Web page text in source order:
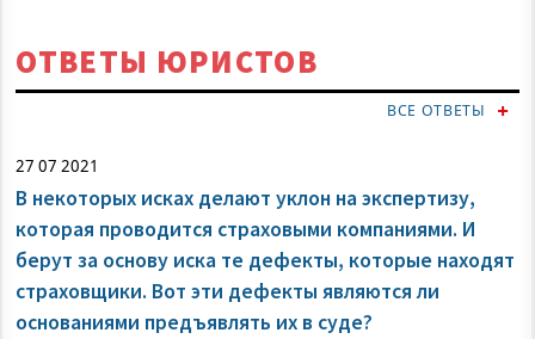
ОТВЕТЫ ЮРИСТОВ
ВСЕ ОТВЕТЫ
27 07 2021
В некоторых исках делают уклон на экспертизу,
которая проводится страховыми компаниями. И
берут за основу иска те дефекты, которые находят
страховщики. Вот эти дефекты являются ли
основаниями предъявлять их в суде?